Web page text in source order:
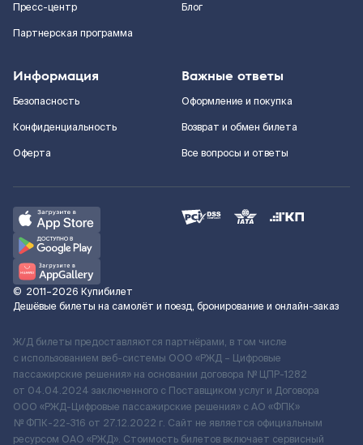
Пресс-центр
Партнерская программа
Блог
Информация
Безопасность
Конфиденциальность
Оферта
Важные ответы
Оформление и покупка
Возврат и обмен билета
Все вопросы и ответы
© 2011–2026 Купибилет
Дешёвые билеты на самолёт и поезд, бронирование и онлайн-заказ
Ж/Д билеты предоставляются партнёрами, в том числе
с использованием веб-системы ООО «РЖД – Цифровые
пассажирские решения» на основании договора № ЦПР-1282
от 04.04.2024 заключенного с Поставщиком услуг и Договора
ООО «РЖД-Цифровые пассажирские решения» c АО «ФПК»
№ ФПК-22-316 от 27.12.2022 г. Сайт не является официальным
ресурсом ОАО «РЖД». Стоимость билетов включает сервисный